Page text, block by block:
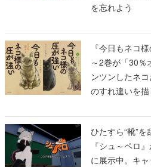
を忘れよう
『今日もネコ
～2巻が「30％
ンツンしたネ
のすれ違いを描
ひたすら“靴”
『シュ～ペロ
に展示中。キ